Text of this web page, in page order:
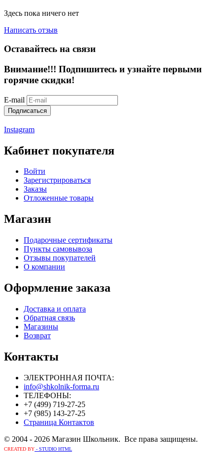
Здесь пока ничего нет
Написать отзыв
Оставайтесь на связи
Внимание!!! Подпишитесь и узнайте первыми
горячие скидки!
E-mail
Подписаться
Instagram
Кабинет покупателя
Войти
Зарегистрироваться
Заказы
Отложенные товары
Магазин
Подарочные сертификаты
Пункты самовывоза
Отзывы покупателей
О компании
Оформление заказа
Доставка и оплата
Обратная связь
Магазины
Возврат
Контакты
ЭЛЕКТРОННАЯ ПОЧТА:
info@shkolnik-forma.ru
ТЕЛЕФОНЫ:
+7 (499) 719-27-25
+7 (985) 143-27-25
Страница Контактов
© 2004 - 2026 Магазин Школьник. Все права защищены.
CREATED BY - STUDIO HTML